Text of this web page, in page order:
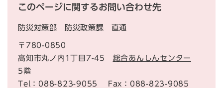
このページに関するお問い合わせ先
防災対策部 防災政策課 直通
〒780-0850
高知市丸ノ内1丁目7-45 総合あんしんセンター
5階
Tel：088-823-9055
Fax：088-823-9085